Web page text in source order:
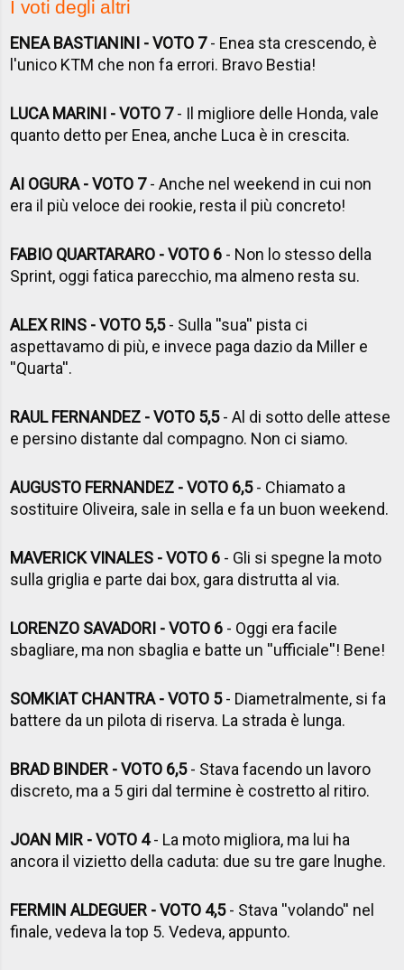
I voti degli altri
ENEA BASTIANINI - VOTO 7- Enea sta crescendo, è
l'unico KTM che non fa errori. Bravo Bestia!
LUCA MARINI - VOTO 7- Il migliore delle Honda, vale
quanto detto per Enea, anche Luca è in crescita.
AI OGURA - VOTO 7- Anche nel weekend in cui non
era il più veloce dei rookie, resta il più concreto!
FABIO QUARTARARO - VOTO 6 - Non lo stesso della
Sprint, oggi fatica parecchio, ma almeno resta su.
ALEX RINS - VOTO 5,5- Sulla ''sua'' pista ci
aspettavamo di più, e invece paga dazio da Miller e
''Quarta''.
RAUL FERNANDEZ - VOTO 5,5- Al di sotto delle attese
e persino distante dal compagno. Non ci siamo.
AUGUSTO FERNANDEZ - VOTO 6,5- Chiamato a
sostituire Oliveira, sale in sella e fa un buon weekend.
MAVERICK VINALES - VOTO 6 - Gli si spegne la moto
sulla griglia e parte dai box, gara distrutta al via.
LORENZO SAVADORI - VOTO 6 - Oggi era facile
sbagliare, ma non sbaglia e batte un ''ufficiale''! Bene!
SOMKIAT CHANTRA - VOTO 5- Diametralmente, si fa
battere da un pilota di riserva. La strada è lunga.
BRAD BINDER - VOTO 6,5- Stava facendo un lavoro
discreto, ma a 5 giri dal termine è costretto al ritiro.
JOAN MIR - VOTO 4- La moto migliora, ma lui ha
ancora il vizietto della caduta: due su tre gare lnughe.
FERMIN ALDEGUER - VOTO 4,5- Stava ''volando'' nel
finale, vedeva la top 5. Vedeva, appunto.